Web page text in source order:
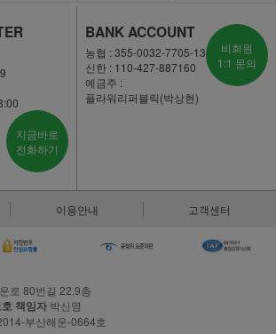
지금바로
전화하기
BANK ACCOUNT
농협 : 355-0032-7705-13
신한 : 110-427-887160
예금주 :
플라워리퍼블릭(박상현)
비회원
1:1 문의
이용안내 고객센터
로 80번길 22,9층
책임자 박신영
부산해운-0664호